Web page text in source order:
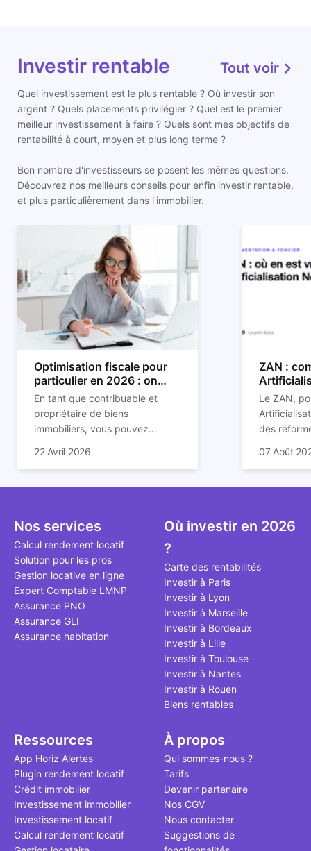
Investir rentable Tout voir
Quel investissement est le plus rentable ? Où investir son
argent ? Quels placements privilégier ? Quel est le premier
meilleur investissement à faire ? Quels sont mes objectifs de
rentabilité à court, moyen et plus long terme ?
Bon nombre d'investisseurs se posent les mêmes questions.
Découvrez nos meilleurs conseils pour enfin investir rentable,
et plus particulièrement dans l'immobilier.
Optimisation fiscale pour
particulier en 2026 : on
vous explique tout
En tant que contribuable et
propriétaire de biens
immobiliers, vous pouvez
imposition en optimisant votre
nombreuses méthodes légales
toutes les explications dans
notre article.
22 Avril 2026
ZAN :
son
Le ZAN,
des
des
et de la
bâtis.
plus mal
bien que
décrivent
le point à
07 Août
Nos services
Calcul rendement locatif
Solution pour les pros
Gestion locative en ligne
Expert Comptable LMNP
Assurance PNO
Assurance GLI
Assurance habitation
Où investir en 2026
?
Carte des rentabilités
Investir à Paris
Investir à Lyon
Investir à Marseille
Investir à Bordeaux
Investir à Lille
Investir à Toulouse
Investir à Nantes
Investir à Rouen
Biens rentables
Ressources
App Horiz Alertes
Plugin rendement locatif
Crédit immobilier
Investissement immobilier
Investissement locatif
Calcul rendement locatif
À propos
Qui sommes-nous ?
Tarifs
Devenir partenaire
Nos CGV
Nous contacter
Suggestions de